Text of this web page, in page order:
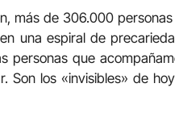
más de 306.000
una espiral de
personas que
Son los «invisibles» de